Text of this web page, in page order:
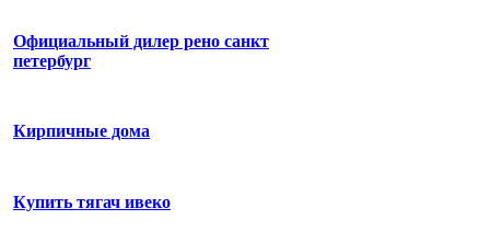
Официальный дилер рено санкт
петербург
Кирпичные дома
Купить тягач ивеко